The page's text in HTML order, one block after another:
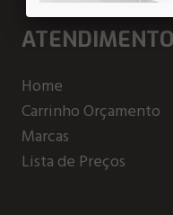
ATENDIMENTO
Home
Carrinho Orçamento
Marcas
Lista de Preços